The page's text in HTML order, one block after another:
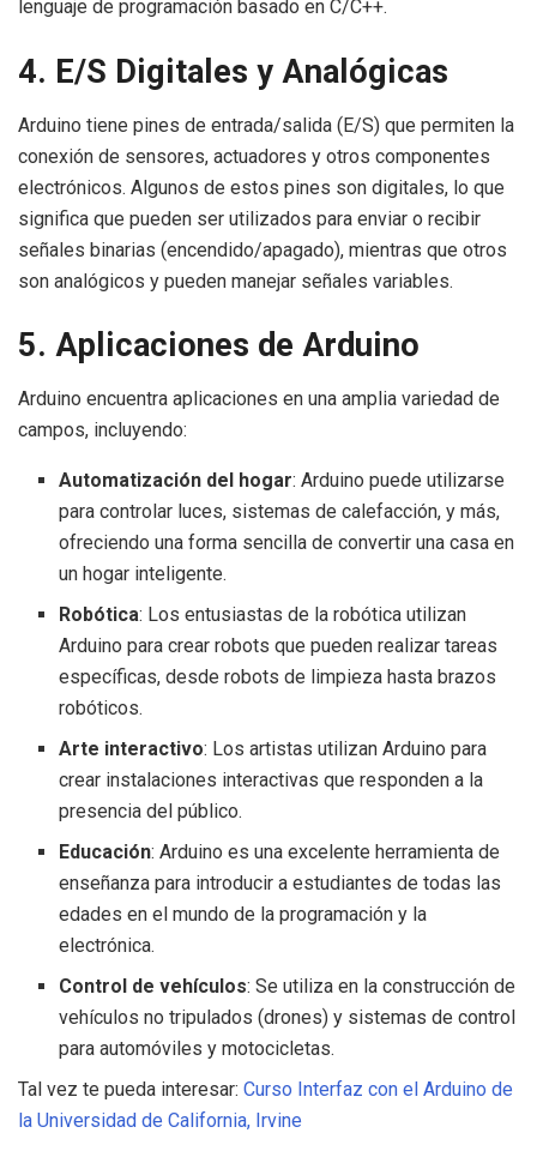
lenguaje de programación basado en C/C++.
4. E/S Digitales y Analógicas
Arduino tiene pines de entrada/salida (E/S) que permiten la
conexión de sensores, actuadores y otros componentes
electrónicos. Algunos de estos pines son digitales, lo que
significa que pueden ser utilizados para enviar o recibir
señales binarias (encendido/apagado), mientras que otros
son analógicos y pueden manejar señales variables.
5. Aplicaciones de Arduino
Arduino encuentra aplicaciones en una amplia variedad de
campos, incluyendo:
Automatización del hogar: Arduino puede utilizarse
para controlar luces, sistemas de calefacción, y más,
ofreciendo una forma sencilla de convertir una casa en
un hogar inteligente.
Robótica: Los entusiastas de la robótica utilizan
Arduino para crear robots que pueden realizar tareas
específicas, desde robots de limpieza hasta brazos
robóticos.
Arte interactivo: Los artistas utilizan Arduino para
crear instalaciones interactivas que responden a la
presencia del público.
Educación: Arduino es una excelente herramienta de
enseñanza para introducir a estudiantes de todas las
edades en el mundo de la programación y la
electrónica.
Control de vehículos: Se utiliza en la construcción de
vehículos no tripulados (drones) y sistemas de control
para automóviles y motocicletas.
Tal vez te pueda interesar: Curso Interfaz con el Arduino de
la Universidad de California, Irvine